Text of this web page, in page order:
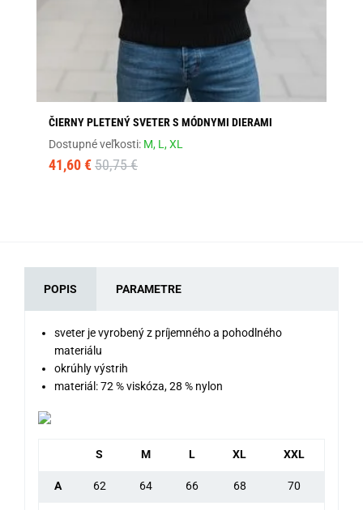
ČIERNY PLETENÝ SVETER S MÓDNYMI DIERAMI
Dostupné veľkosti: M, L,XL
41,60 € 50,75 €
POPIS PARAMETRE
sveter je vyrobený z príjemného a pohodlného
materiálu
okrúhly výstrih
materiál: 72 % viskóza, 28 % nylon
S M L XL XXL
A 62 64 66 68 70